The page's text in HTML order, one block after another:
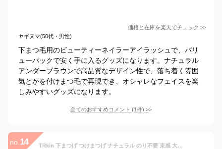
価格と在庫を楽天でチェック >>
ヤギヌマ(50代・男性)
下まつ毛用のビューティーネイラーアイラッシュで、バリ
ューパックで安く手に入るグッズになります。ナチュラル
アンダーブラウンで高品質なデザイン性で、落ち着く雰囲
気とかを付けまつ毛で再現でき、オシャレなフェイスを楽
しみやすいグッズになります。
全てのおすすめコメント (1件) >
no. 14 TRkin 下まつげ つけまつげ ナチュラル のり不要 束感 大容量 自然 人気 透明軸 芯が柔らか 超軽量 柔らかく 手作り 人気 DIY コスプレメイク つけまつげ 薄化粧 学生・通勤・パーティー全シーン対応